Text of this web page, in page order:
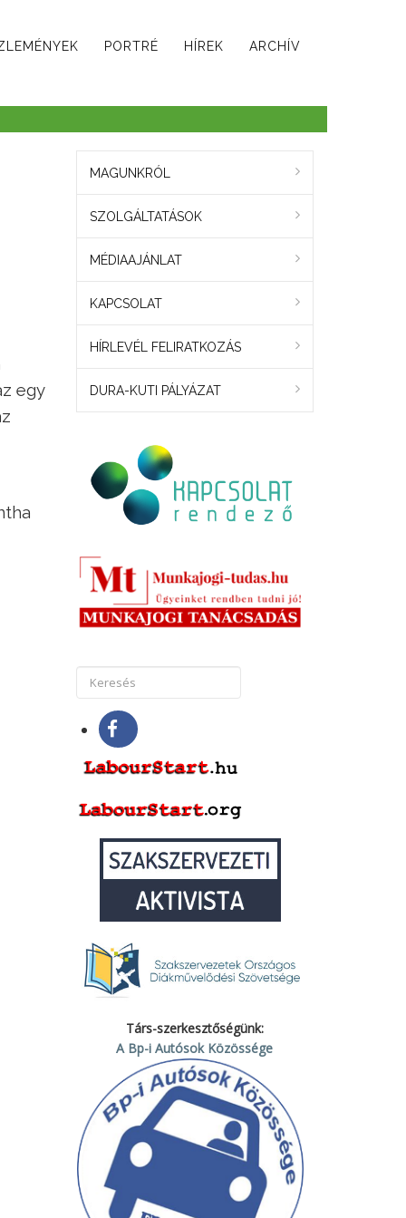
PORTRÉ HÍREK ARCHÍV
egy
MAGUNKRÓL
SZOLGÁLTATÁSOK
MÉDIAAJÁNLAT
KAPCSOLAT
HÍRLEVÉL FELIRATKOZÁS
DURA-KUTI PÁLYÁZAT
Társ-szerkesztőségünk:
A Bp-i Autósok Közössége